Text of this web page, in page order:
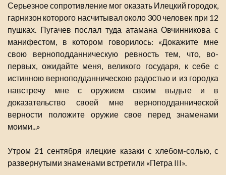
Серьезное сопротивление мог оказать Илецкий городок,
гарнизон которого насчитывал около 300 человек при 12
пушках. Пугачев послал туда атамана Овчинникова с
манифестом, в котором говорилось: «Докажите мне
свою верноподданническую ревность тем, что, во-
первых, ожидайте меня, великого государя, к себе с
истинною верноподданническою радостью и из городка
навстречу мне с оружием своим выдьте и в
доказательство своей мне верноподданнической
верности положите оружие свое перед знаменами
моими...»
Утром 21 сентября илецкие казаки с хлебом-солью, с
развернутыми знаменами встретили «Петра III».